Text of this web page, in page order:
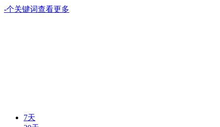
-个关键词查看更多
7天